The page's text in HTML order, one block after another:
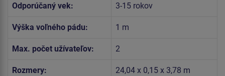
Odporúčaný vek: 3-15 rokov
Výška voľného pádu: 1 m
Max. počet užívateľov: 2
Rozmery: 24,04 x 0,15 x 3,78 m